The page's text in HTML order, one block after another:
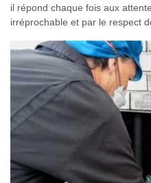
il répond chaque fois aux
irréprochable et par le respect